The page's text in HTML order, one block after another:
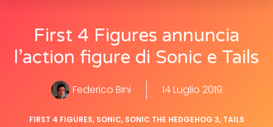
First 4 Figures annuncia
l’action figure di Sonic e Tails
Federico Bini 14 Luglio 2019
FIRST 4 FIGURES, SONIC, SONIC THE HEDGEHOG 3, TAILS